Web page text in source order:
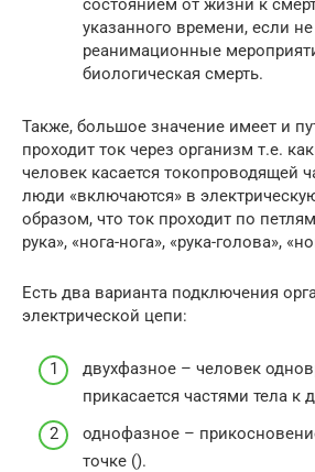
состоянием от жизни к
указанного времени, если
реанимационные
биологическая смерть.
Также, большое значение имеет и
проходит ток через организм т.е.
человек касается токопроводящей
люди «включаются» в
образом, что ток проходит по
рука», «нога-нога», «рука-голова»,
Есть два варианта подключения
электрической цепи:
двухфазное – человек
прикасается частями тела к
однофазное –
точке ().